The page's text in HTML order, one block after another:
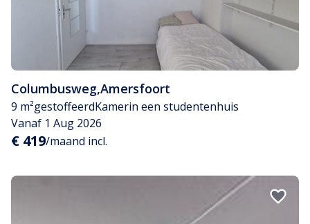
Columbusweg,Amersfoort
9 m²gestoffeerdKamerin een studentenhuis
Vanaf 1 Aug 2026
€ 419/maand incl.